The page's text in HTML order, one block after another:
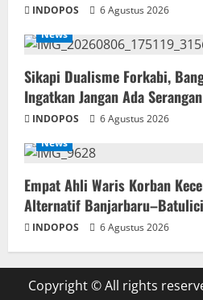
INDOPOS
6 Agustus 2026
News
Sikapi Dualisme Forkabi,
Ingatkan Jangan Ada
INDOPOS
6 Agustus 2026
News
Empat Ahli Waris Korban
Alternatif
INDOPOS 6 Agustus 2026
Copyright © All rights